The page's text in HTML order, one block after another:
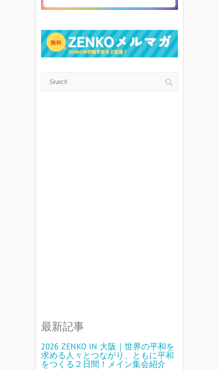
最新記事
2026 ZENKO IN 大阪｜世界の平和を
求める人々とつながり、ともに平和
をつくる２日間！メイン集会紹介